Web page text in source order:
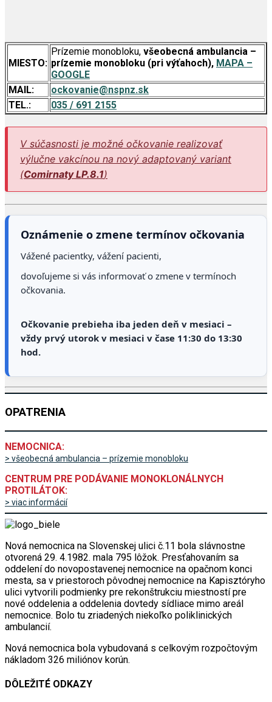
MIESTO:
Prízemie monobloku, všeobecná ambulancia –
prízemie monobloku (pri výťahoch), MAPA –
GOOGLE
MAIL:
ockovanie@nspnz.sk
TEL.:
035 / 691 2155
V súčasnosti je možné očkovanie realizovať
výlučne vakcínou na nový adaptovaný variant
(Comirnaty LP.8.1)
Oznámenie o zmene termínov očkovania
Vážené pacientky, vážení pacienti,
dovoľujeme si vás informovať o zmene v termínoch
očkovania.
Očkovanie prebieha iba jeden deň v mesiaci –
vždy prvý utorok v mesiaci v čase 11:30 do 13:30
hod.
OPATRENIA
NEMOCNICA:
> všeobecná ambulancia – prízemie monobloku
CENTRUM PRE PODÁVANIE MONOKLONÁLNYCH
PROTILÁTOK:
> viac informácií
Nová nemocnica na Slovenskej ulici č.11 bola slávnostne
otvorená 29. 4.1982. mala 795 lôžok. Presťahovaním sa
oddelení do novopostavenej nemocnice na opačnom konci
mesta, sa v priestoroch pôvodnej nemocnice na Kapisztóryho
ulici vytvorili podmienky pre rekonštrukciu miestností pre
nové oddelenia a oddelenia dovtedy sídliace mimo areál
nemocnice. Bolo tu zriadených niekoľko poliklinických
ambulancií.
Nová nemocnica bola vybudovaná s celkovým rozpočtovým
nákladom 326 miliónov korún.
DÔLEŽITÉ ODKAZY